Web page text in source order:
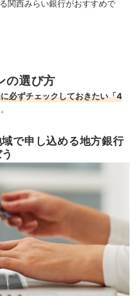
関西みらい銀行がおすすめで
の選び方
必ずチェックしておきたい「4
で申し込める地方銀行